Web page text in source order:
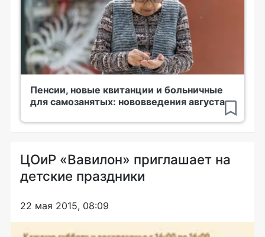
Пенсии, новые квитанции и больничные
для самозанятых: нововведения августа
ЦОиР «Вавилон» приглашает на
детские праздники
22 мая 2015, 08:09